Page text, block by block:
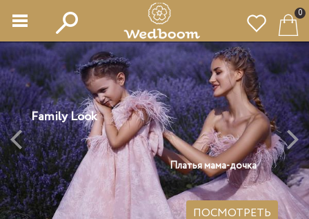
0
Платья мама-дочка
ПОСМОТРЕТЬ